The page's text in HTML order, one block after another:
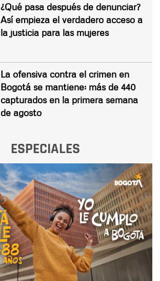
¿Qué pasa después de denunciar?
Así empieza el verdadero acceso a
la justicia para las mujeres
La ofensiva contra el crimen en
Bogotá se mantiene: más de 440
capturados en la primera semana
de agosto
ESPECIALES